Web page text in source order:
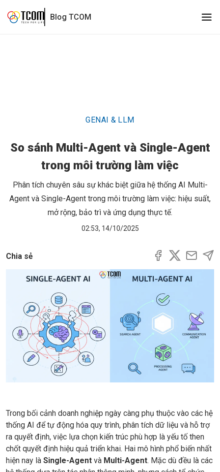
Blog TCOM
GENAI & LLM
So sánh Multi-Agent và Single-Agent
trong môi trường làm việc
Phân tích chuyên sâu sự khác biệt giữa hệ thống AI Multi-
Agent và Single-Agent trong môi trường làm việc: hiệu suất,
mở rộng, bảo trì và ứng dụng thực tế.
02:53, 14/10/2025
Chia sẻ
Trong bối cảnh doanh nghiệp ngày càng phụ thuộc vào các hệ
thống AI để tự động hóa quy trình, phân tích dữ liệu và hỗ trợ
ra quyết định, việc lựa chọn kiến trúc phù hợp là yếu tố then
chốt quyết định hiệu quả triển khai. Hai mô hình phổ biến nhất
hiện nay là Single-Agent và Multi-Agent. Mặc dù đều là các